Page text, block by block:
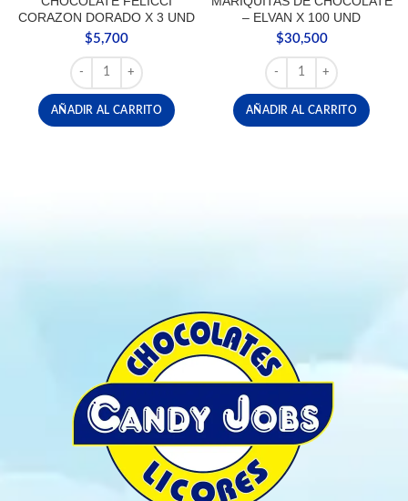
CORAZON DORADO X 3 UND
$5,700
CHOCOLATE FELICCI CORAZON DORADO X 3 UND
AÑADIR AL CARRITO
– ELVAN X 100 UND
$30,500
MARIQUITAS DE
AÑADIR AL CARRITO